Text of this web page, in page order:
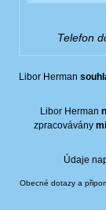
Telefon
Libor Herman
Libor Herman
zpracovávány
Údaje
Obecné dotazy a